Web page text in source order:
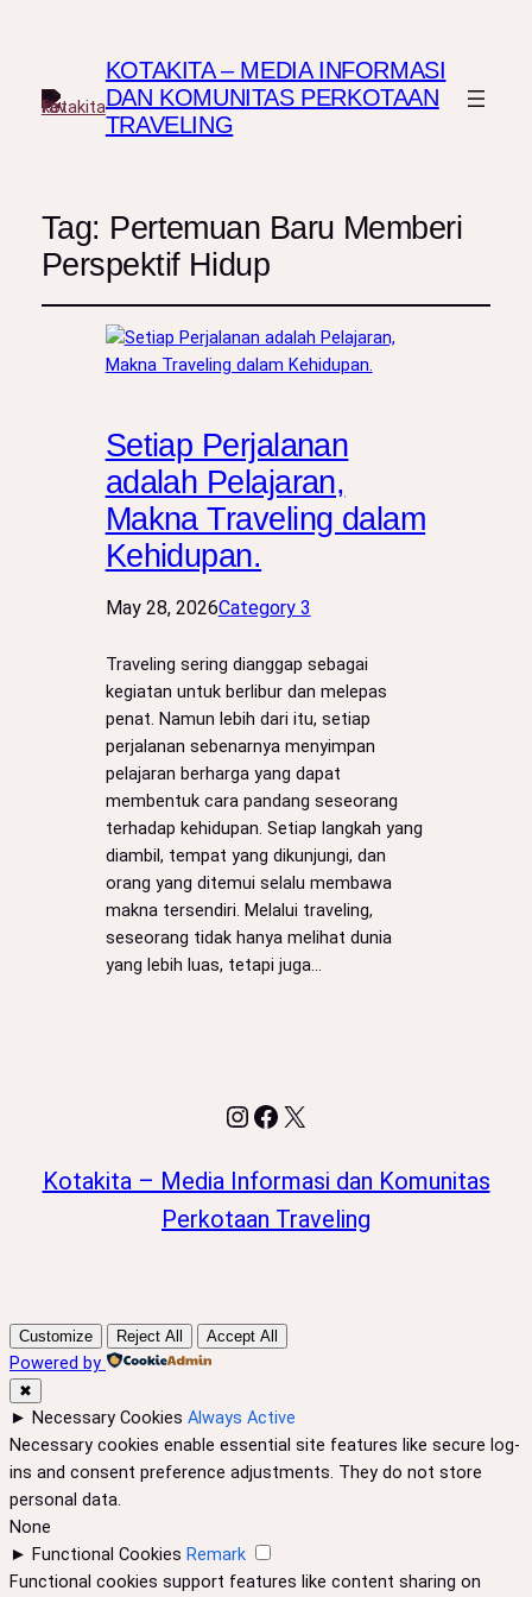
KOTAKITA – MEDIA INFORMASI
DAN KOMUNITAS PERKOTAAN
TRAVELING
Tag: Pertemuan Baru Memberi
Perspektif Hidup
Setiap Perjalanan
adalah Pelajaran,
Makna Traveling dalam
Kehidupan.
May 28, 2026Category 3
Traveling sering dianggap sebagai
kegiatan untuk berlibur dan melepas
penat. Namun lebih dari itu, setiap
perjalanan sebenarnya menyimpan
pelajaran berharga yang dapat
membentuk cara pandang seseorang
terhadap kehidupan. Setiap langkah yang
diambil, tempat yang dikunjungi, dan
orang yang ditemui selalu membawa
makna tersendiri. Melalui traveling,
seseorang tidak hanya melihat dunia
yang lebih luas, tetapi juga…
Instagram
Facebook
X
Kotakita – Media Informasi dan Komunitas
Perkotaan Traveling
Customize Reject All Accept All
Powered by
✖
► Necessary Cookies Always Active
Necessary cookies enable essential site features like secure log-
ins and consent preference adjustments. They do not store
personal data.
None
► Functional Cookies Remark
Functional cookies support features like content sharing on